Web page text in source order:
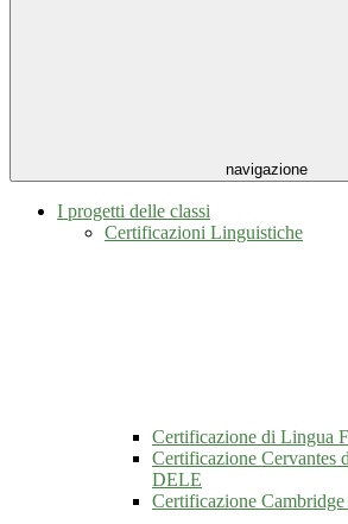
navigazione
I progetti delle classi
Certificazioni Linguistiche
Certificazione di Lingua
Certificazione Cervantes
DELE
Certificazione